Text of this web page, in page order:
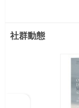
社群動態